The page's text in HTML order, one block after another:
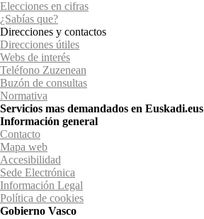
Elecciones en cifras
¿Sabías que?
Direcciones y contactos
Direcciones útiles
Webs de interés
Teléfono Zuzenean
Buzón de consultas
Normativa
Servicios mas demandados en Euskadi.eus
Información general
Contacto
Mapa web
Accesibilidad
Sede Electrónica
Información Legal
Política de cookies
Gobierno Vasco